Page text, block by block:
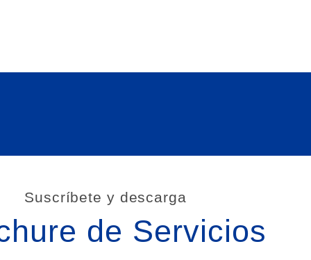
Suscríbete y descarga
de Servicios